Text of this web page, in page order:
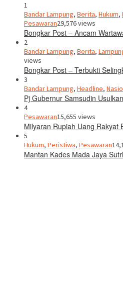
1
Bandar Lampung, Berita, Hukum,
Pesawaran29,576 views
Bongkar Post – Ancam
2
Bandar Lampung, Berita,
views
Bongkar Post – Terbukti
3
Bandar Lampung, Headline,
Pj Gubernur Samsudin
4
Pesawaran15,655 views
Milyaran Rupiah Uang Rakyat
5
Hukum, Peristiwa, Pesawaran
Mantan Kades Mada Jaya